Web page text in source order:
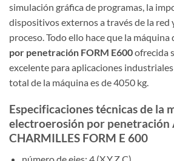
simulación gráfica de programas, la
dispositivos externos a través de la
proceso. Todo ello hace que la máquina
por penetración FORM E600ofrecida
excelente para aplicaciones
total de la máquina es de 4050 kg.
Especificaciones técnicas de la
electroerosión por penetración
CHARMILLES FORM E 600